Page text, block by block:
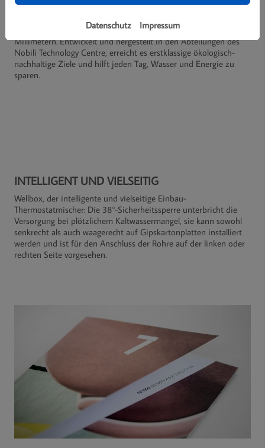
Seven bewahrt ein einzigartiges technologisches Juwel: die Nobili
Widd® Tauchkartusche, mit einem Durchmesser von nur 28
Millimetern. Entwickelt und hergestellt in den Abteilungen des
Nobili Technology Centre, erreicht es erstklassige ökologisch-
nachhaltige Ziele und hilft jeden Tag, Wasser und Energie zu
sparen.
INTELLIGENT UND VIELSEITIG
Wellbox, der intelligente und vielseitige Einbau-
Thermostatmischer: Die 38°-Sicherheitssperre unterbricht die
Versorgung bei plötzlichem Kaltwassermangel, sie kann sowohl
senkrecht als auch waagerecht auf Gipskartonplatten installiert
werden und ist für den Anschluss der Rohre auf der linken oder
rechten Seite vorgesehen.
Datenschutz Impressum